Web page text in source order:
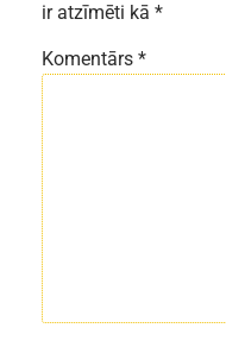
ir atzīmēti kā *
Komentārs *